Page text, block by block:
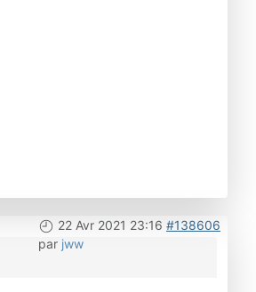
22 Avr 2021 23:16 #138606
par jww